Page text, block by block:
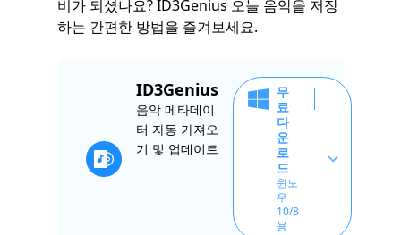
비가 되셨나요? ID3Genius 오늘 음악을 저장
하는 간편한 방법을 즐겨보세요.
ID3Genius
음악 메타데이
터 자동 가져오
기 및 업데이트
무
료
다
운
로
드
윈도
우
10/8
용